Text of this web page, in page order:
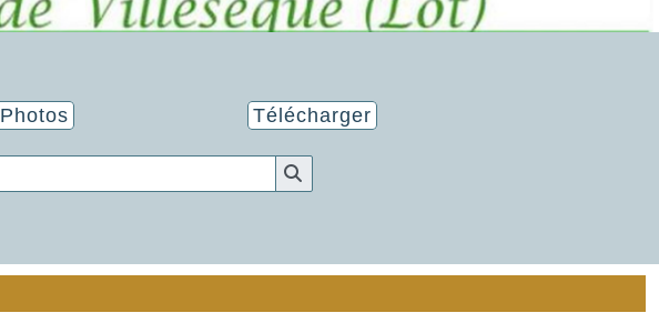
Photos Télécharger